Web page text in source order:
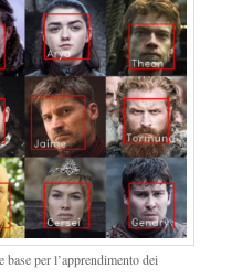
per l’apprendimento dei